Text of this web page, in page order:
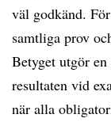
väl godkänd.
samtliga prov
Betyget utgör
resultaten vid
när alla